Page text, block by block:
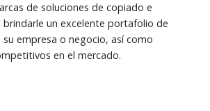
de soluciones de copiado e
brindarle un excelente portafolio de
empresa o negocio, así como
en el mercado.